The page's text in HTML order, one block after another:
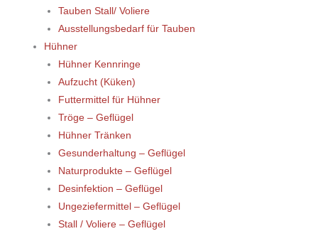
Tauben Stall/ Voliere
Ausstellungsbedarf für Tauben
Hühner
Hühner Kennringe
Aufzucht (Küken)
Futtermittel für Hühner
Tröge – Geflügel
Hühner Tränken
Gesunderhaltung – Geflügel
Naturprodukte – Geflügel
Desinfektion – Geflügel
Ungeziefermittel – Geflügel
Stall / Voliere – Geflügel